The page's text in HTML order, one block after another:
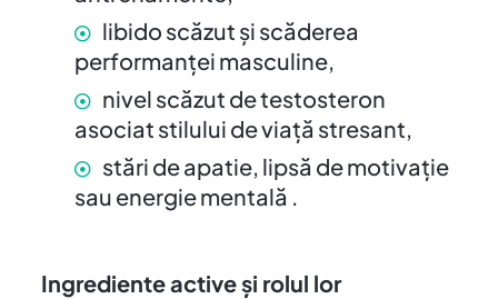
libido scăzut și scăderea
performanței masculine,
nivel scăzut de testosteron
asociat stilului de viață stresant,
stări de apatie, lipsă de motivație
sau energie mentală .
Ingrediente active și rolul lor